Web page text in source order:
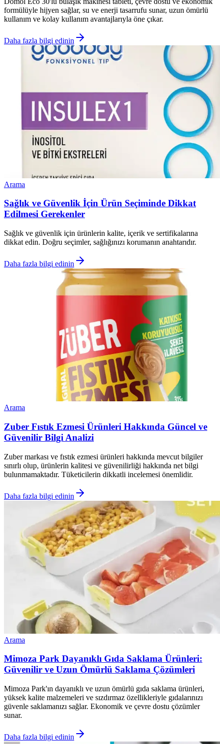
formülüyle hijyen sağlar, su ve enerji tasarrufu sunar, uzun ömürlü
kullanım ve kolay kullanım avantajlarıyla öne çıkar.
Daha fazla bilgi edinin
Arama
Sağlık ve Güvenlik İçin Ürün Seçiminde Dikkat
Edilmesi Gerekenler
Sağlık ve güvenlik için ürünlerin kalite, içerik ve sertifikalarına
dikkat edin. Doğru seçimler, sağlığınızı korumanın anahtarıdır.
Daha fazla bilgi edinin
Arama
Zuber Fıstık Ezmesi Ürünleri Hakkında Güncel ve
Güvenilir Bilgi Analizi
Zuber markası ve fıstık ezmesi ürünleri hakkında mevcut bilgiler
sınırlı olup, ürünlerin kalitesi ve güvenilirliği hakkında net bilgi
bulunmamaktadır. Tüketicilerin dikkatli incelemesi önemlidir.
Daha fazla bilgi edinin
Arama
Mimoza Park Dayanıklı Gıda Saklama Ürünleri:
Güvenilir ve Uzun Ömürlü Saklama Çözümleri
Mimoza Park'ın dayanıklı ve uzun ömürlü gıda saklama ürünleri,
yüksek kalite malzemeleri ve sızdırmaz özellikleriyle gıdalarınızı
güvenle saklamanızı sağlar. Ekonomik ve çevre dostu çözümler
sunar.
Daha fazla bilgi edinin